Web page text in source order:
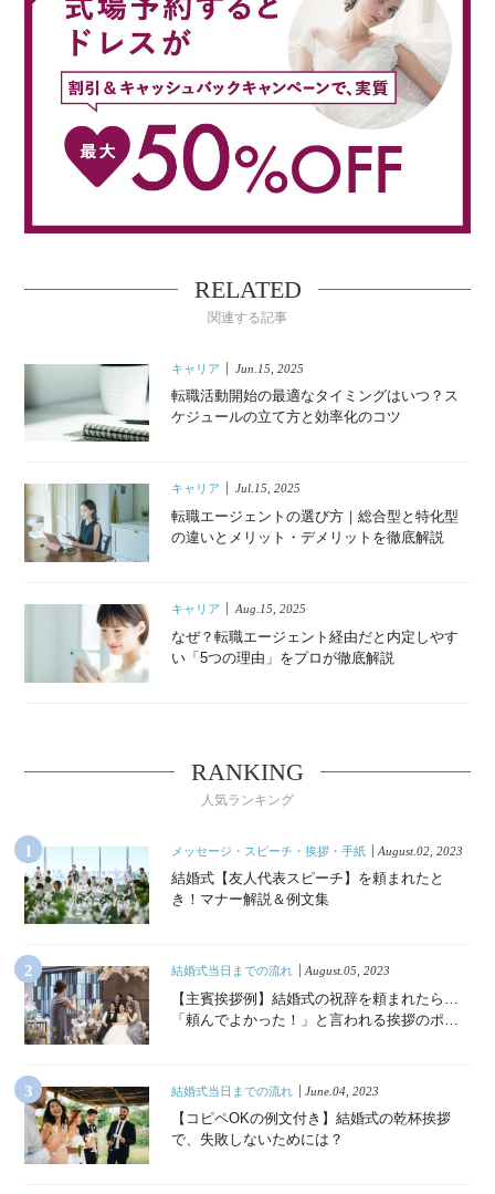
RELATED
関連する記事
キャリア Jun.15, 2025
転職活動開始の最適なタイミングはいつ？ス
ケジュールの立て方と効率化のコツ
キャリア Jul.15, 2025
転職エージェントの選び方｜総合型と特化型
の違いとメリット・デメリットを徹底解説
キャリア Aug.15, 2025
なぜ？転職エージェント経由だと内定しやす
い「5つの理由」をプロが徹底解説
RANKING
人気ランキング
メッセージ・スピーチ・挨拶・手紙 August.02, 2023
結婚式【友人代表スピーチ】を頼まれたと
き！マナー解説＆例文集
結婚式当日までの流れ August.05, 2023
【主賓挨拶例】結婚式の祝辞を頼まれたら…
「頼んでよかった！」と言われる挨拶のポイ
結婚式当日までの流れ June.04, 2023
【コピペOKの例文付き】結婚式の乾杯挨拶
で、失敗しないためには？